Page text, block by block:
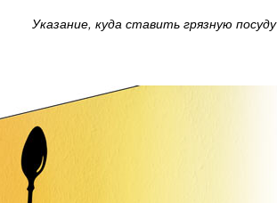
Указание, куда ставить грязную посуду